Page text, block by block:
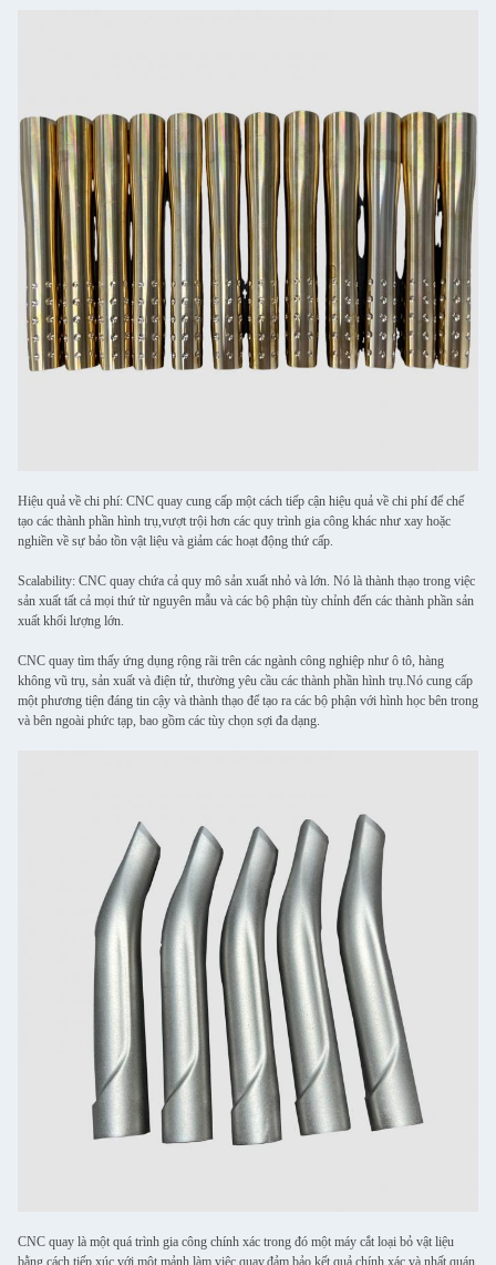
Hiệu quả về chi phí: CNC quay cung cấp một cách tiếp cận hiệu quả về chi phí để chế
tạo các thành phần hình trụ,vượt trội hơn các quy trình gia công khác như xay hoặc
nghiền về sự bảo tồn vật liệu và giảm các hoạt động thứ cấp.
Scalability: CNC quay chứa cả quy mô sản xuất nhỏ và lớn. Nó là thành thạo trong việc
sản xuất tất cả mọi thứ từ nguyên mẫu và các bộ phận tùy chỉnh đến các thành phần sản
xuất khối lượng lớn.
CNC quay tìm thấy ứng dụng rộng rãi trên các ngành công nghiệp như ô tô, hàng
không vũ trụ, sản xuất và điện tử, thường yêu cầu các thành phần hình trụ.Nó cung cấp
một phương tiện đáng tin cậy và thành thạo để tạo ra các bộ phận với hình học bên trong
và bên ngoài phức tạp, bao gồm các tùy chọn sợi đa dạng.
CNC quay là một quá trình gia công chính xác trong đó một máy cắt loại bỏ vật liệu
bằng cách tiếp xúc với một mảnh làm việc quay.đảm bảo kết quả chính xác và nhất quán.